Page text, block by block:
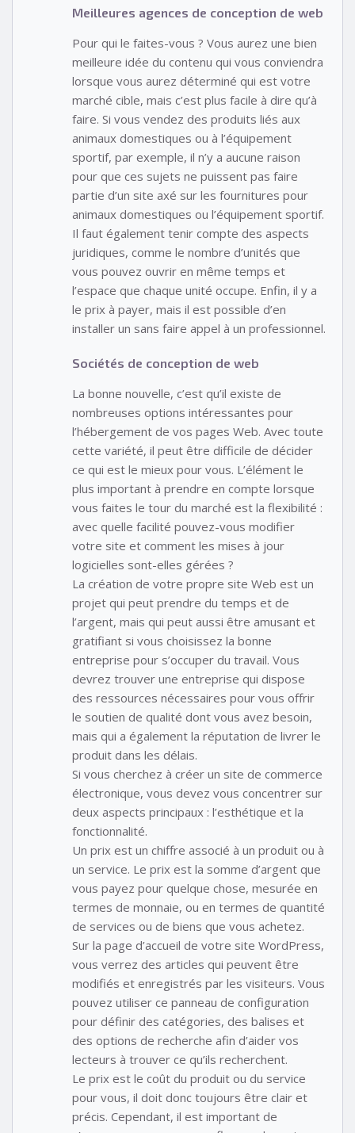
Meilleures agences de conception de web
Pour qui le faites-vous ? Vous aurez une bien
meilleure idée du contenu qui vous conviendra
lorsque vous aurez déterminé qui est votre
marché cible, mais c’est plus facile à dire qu’à
faire. Si vous vendez des produits liés aux
animaux domestiques ou à l’équipement
sportif, par exemple, il n’y a aucune raison
pour que ces sujets ne puissent pas faire
partie d’un site axé sur les fournitures pour
animaux domestiques ou l’équipement sportif.
Il faut également tenir compte des aspects
juridiques, comme le nombre d’unités que
vous pouvez ouvrir en même temps et
l’espace que chaque unité occupe. Enfin, il y a
le prix à payer, mais il est possible d’en
installer un sans faire appel à un professionnel.
Sociétés de conception de web
La bonne nouvelle, c’est qu’il existe de
nombreuses options intéressantes pour
l’hébergement de vos pages Web. Avec toute
cette variété, il peut être difficile de décider
ce qui est le mieux pour vous. L’élément le
plus important à prendre en compte lorsque
vous faites le tour du marché est la flexibilité :
avec quelle facilité pouvez-vous modifier
votre site et comment les mises à jour
logicielles sont-elles gérées ?
La création de votre propre site Web est un
projet qui peut prendre du temps et de
l’argent, mais qui peut aussi être amusant et
gratifiant si vous choisissez la bonne
entreprise pour s’occuper du travail. Vous
devrez trouver une entreprise qui dispose
des ressources nécessaires pour vous offrir
le soutien de qualité dont vous avez besoin,
mais qui a également la réputation de livrer le
produit dans les délais.
Si vous cherchez à créer un site de commerce
électronique, vous devez vous concentrer sur
deux aspects principaux : l’esthétique et la
fonctionnalité.
Un prix est un chiffre associé à un produit ou à
un service. Le prix est la somme d’argent que
vous payez pour quelque chose, mesurée en
termes de monnaie, ou en termes de quantité
de services ou de biens que vous achetez.
Sur la page d’accueil de votre site WordPress,
vous verrez des articles qui peuvent être
modifiés et enregistrés par les visiteurs. Vous
pouvez utiliser ce panneau de configuration
pour définir des catégories, des balises et
des options de recherche afin d’aider vos
lecteurs à trouver ce qu’ils recherchent.
Le prix est le coût du produit ou du service
pour vous, il doit donc toujours être clair et
précis. Cependant, il est important de